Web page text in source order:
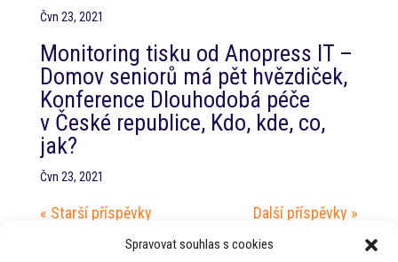
Spravovat souhlas s cookies
Čvn 23, 2021
Monitoring tisku od Anopress IT –
Domov seniorů má pět hvězdiček,
Konference Dlouhodobá péče
v České republice, Kdo, kde, co,
jak?
Čvn 23, 2021
« Starší příspěvky
Další příspěvky »